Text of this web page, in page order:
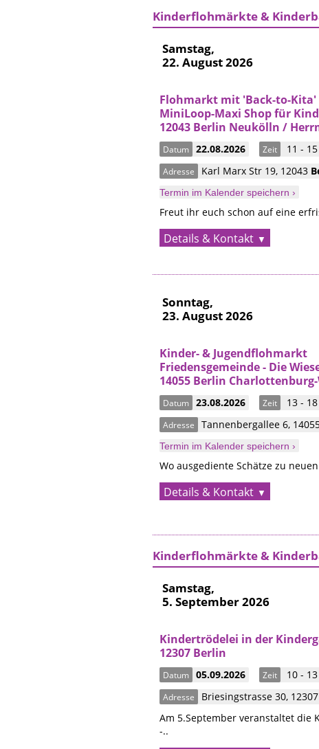
Kinderflohmärkte &
Samstag,
22. August 2026
Flohmarkt mit 'Back-to-Kita'
MiniLoop-Maxi Shop für
12043 Berlin Neukölln /
Datum 22.08.2026 Zeit 11 -
Adresse Karl Marx Str 19, 12043
Termin im Kalender speichern ›
Freut ihr euch schon auf eine
Details & Kontakt
Sonntag,
23. August 2026
Kinder- & Jugendflohmarkt
Friedensgemeinde - Die
14055 Berlin
Datum 23.08.2026 Zeit 13 -
Adresse Tannenbergallee 6,
Termin im Kalender speichern ›
Wo ausgediente Schätze zu
Details & Kontakt
Kinderflohmärkte &
Samstag,
5. September 2026
Kindertrödelei in der
12307 Berlin
Datum 05.09.2026 Zeit 10 -
Adresse Briesingstrasse 30, 12307
Am 5.September veranstaltet die
-..